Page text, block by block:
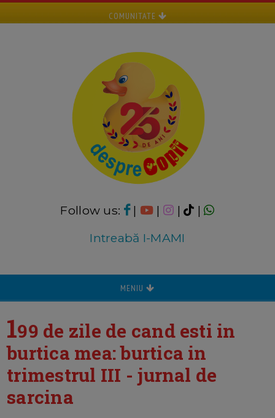
COMUNITATE
Follow us: | | |
|
Intreabă I-MAMI
MENIU
199 de zile de cand esti in
burtica mea: burtica in
trimestrul III - jurnal de
sarcina